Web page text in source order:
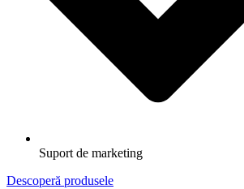
Suport de marketing
Descoperă produsele